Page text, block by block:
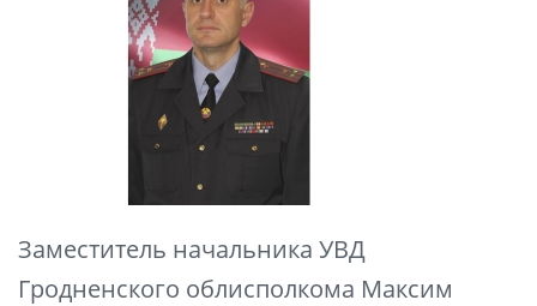
Заместитель начальника УВД
Гродненского облисполкома Максим